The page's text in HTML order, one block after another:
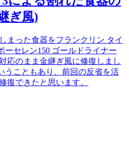
ぎ風)
まった食器をフランクリン タイ
ーセレン150 ゴールドライナー
応のまま金継ぎ風に修復しまし
うこともあり、前回の反省を活
復できたと思います。